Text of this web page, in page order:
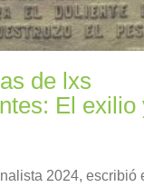
de lxs
El exilio
2024, escribió